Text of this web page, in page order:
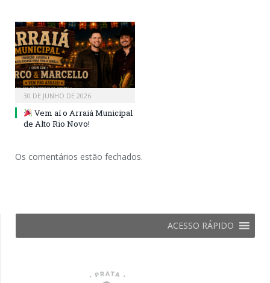
30 DE JUNHO DE 2026
Vem aí o Arraiá Municipal
de Alto Rio Novo!
Os comentários estão fechados.
ACESSO RÁPIDO